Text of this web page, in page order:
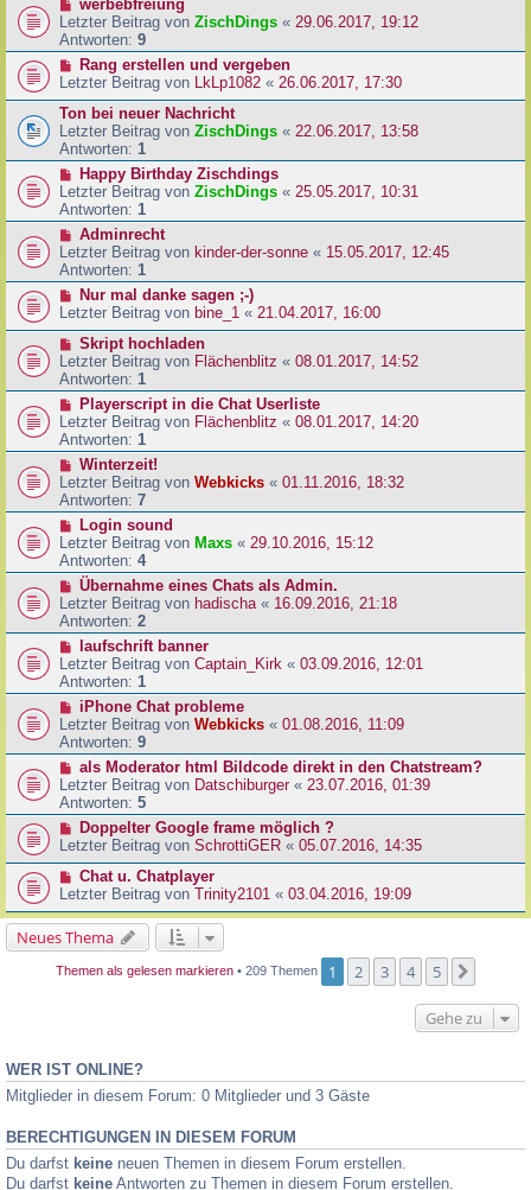
werbebfreiung
Letzter Beitrag von ZischDings « 29.06.2017, 19:12
Antworten: 9
Rang erstellen und vergeben
Letzter Beitrag von
LkLp1082 « 26.06.2017, 17:30
Ton bei neuer Nachricht
Letzter Beitrag von ZischDings « 22.06.2017, 13:58
Antworten: 1
Happy Birthday Zischdings
Letzter Beitrag von ZischDings « 25.05.2017, 10:31
Antworten: 1
Adminrecht
Letzter Beitrag von kinder-der-sonne « 15.05.2017, 12:45
Antworten: 1
Nur mal danke sagen ;-)
Letzter Beitrag von bine_1 « 21.04.2017, 16:00
Skript hochladen
Letzter Beitrag von Flächenblitz « 08.01.2017, 14:52
Antworten: 1
Playerscript in die Chat Userliste
Letzter Beitrag von Flächenblitz « 08.01.2017, 14:20
Antworten: 1
Winterzeit!
Letzter Beitrag von Webkicks « 01.11.2016, 18:32
Antworten: 7
Login sound
Letzter Beitrag von Maxs « 29.10.2016, 15:12
Antworten: 4
Übernahme eines Chats als Admin.
Letzter Beitrag von hadischa « 16.09.2016, 21:18
Antworten: 2
laufschrift banner
Letzter Beitrag von Captain_Kirk « 03.09.2016, 12:01
Antworten: 1
iPhone Chat probleme
Letzter Beitrag von Webkicks « 01.08.2016, 11:09
Antworten: 9
als Moderator html Bildcode direkt in den Chatstream?
Letzter Beitrag von Datschiburger« 23.07.2016, 01:39
Antworten: 5
Doppelter Google frame möglich ?
Letzter Beitrag von SchrottiGER « 05.07.2016, 14:35
Chat u. Chatplayer
Letzter Beitrag von Trinity2101 « 03.04.2016, 19:09
Neues Thema
Themen als gelesen markieren • 209 Themen 1 2 3 4 5
Gehe zu
WER IST ONLINE?
Mitglieder in diesem Forum: 0 Mitglieder und 3 Gäste
BERECHTIGUNGEN IN DIESEM FORUM
Du darfst keine neuen Themen in diesem Forum erstellen.
Du darfst keine Antworten zu Themen in diesem Forum erstellen.